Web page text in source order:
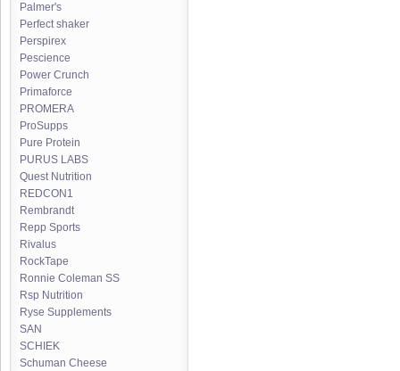
Palmer's
Perfect shaker
Perspirex
Pescience
Power Crunch
Primaforce
PROMERA
ProSupps
Pure Protein
PURUS LABS
Quest Nutrition
REDCON1
Rembrandt
Repp Sports
Rivalus
RockTape
Ronnie Coleman SS
Rsp Nutrition
Ryse Supplements
SAN
SCHIEK
Schuman Cheese